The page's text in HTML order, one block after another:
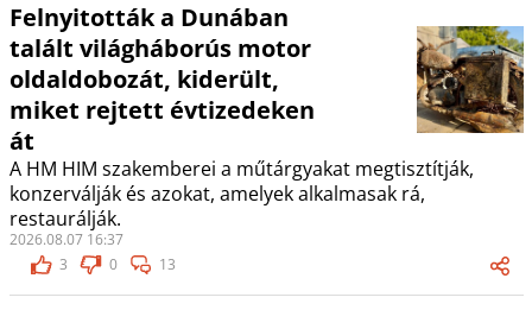
Felnyitották a Dunában
talált világháborús motor
oldaldobozát, kiderült,
miket rejtett évtizedeken
át
A HM HIM szakemberei a műtárgyakat megtisztítják,
konzerválják és azokat, amelyek alkalmasak rá,
restaurálják.
2026.08.07 16:37
3
0 13